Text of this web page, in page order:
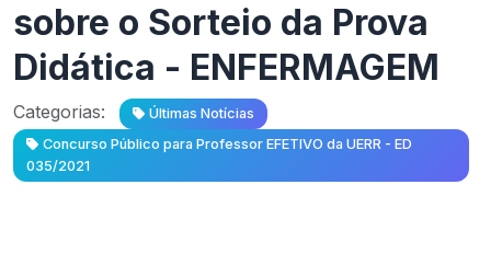
sobre o Sorteio da Prova
Didática - ENFERMAGEM
Categorias:
Últimas Notícias
Concurso Público para Professor EFETIVO da UERR - ED
035/2021